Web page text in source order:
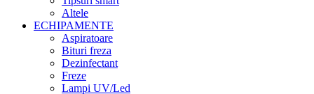
Altele
ECHIPAMENTE
Aspiratoare
Bituri freza
Dezinfectant
Freze
Lampi UV/Led